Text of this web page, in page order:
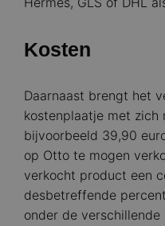
Kosten
Daarnaast brengt het
kostenplaatje met zich
bijvoorbeeld 39,90
op Otto te mogen
verkocht product een
desbetreffende
onder de